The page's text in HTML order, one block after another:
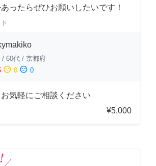
ったらぜひお願いしたいです！
/ 60代 / 京都府
sentiment_neutral 0 sentiment_dissatisfied 0
気軽にご相談ください
¥5,000